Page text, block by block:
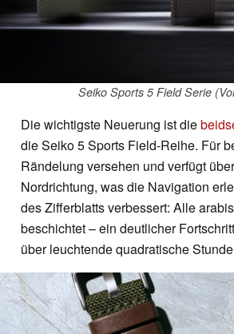
Seiko Sports 5 Field Serie
Die wichtigste Neuerung ist die
die Seiko 5 Sports Field-Reihe. Für
Rändelung versehen und verfügt
Nordrichtung, was die Navigation
des Zifferblatts verbessert: Alle
beschichtet – ein deutlicher
über leuchtende quadratische